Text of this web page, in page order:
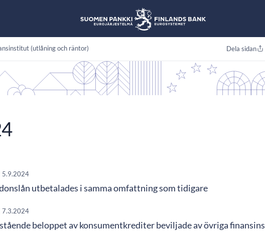
(utlåning och räntor) Dela sidan
5.9.2024
utbetalades i samma omfattning som tidigare
7.3.2024
beloppet av konsumentkrediter beviljade av övriga